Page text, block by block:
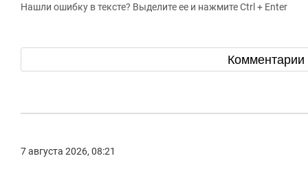
Нашли ошибку в тексте? Выделите ее и нажмите Ctrl + Enter
Комментарии
7 августа 2026, 08:21